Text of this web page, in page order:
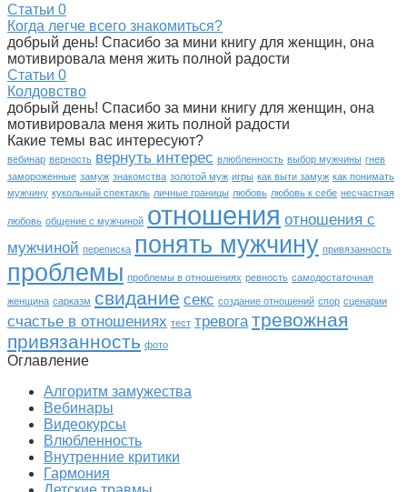
Статьи 0
Когда легче всего знакомиться?
добрый день! Спасибо за мини книгу для женщин, она
мотивировала меня жить полной радости
Статьи 0
Колдовство
добрый день! Спасибо за мини книгу для женщин, она
мотивировала меня жить полной радости
Какие темы вас интересуют?
вебинар верность вернуть интерес влюбленность выбор мужчины гнев
замороженные замуж знакомства золотой муж игры как выти замуж как понимать
мужчину кукольный спектакль личные границы любовь любовь к себе несчастная
любовь общение с мужчиной отношения отношения с
мужчиной переписка понять мужчину привязанность
проблемы проблемы в отношениях ревность самодостаточная
женщина сарказм свидание секс создание отношений спор сценарии
счастье в отношениях тест тревога тревожная
привязанность фото
Оглавление
Алгоритм замужества
Вебинары
Видеокурсы
Влюбленность
Внутренние критики
Гармония